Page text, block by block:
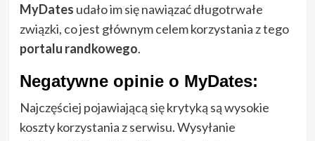
MyDates udało im się nawiązać długotrwałe
związki, co jest głównym celem korzystania z tego
portalu randkowego.
Negatywne opinie o MyDates:
Najczęściej pojawiającą się krytyką są wysokie
koszty korzystania z serwisu. Wysyłanie